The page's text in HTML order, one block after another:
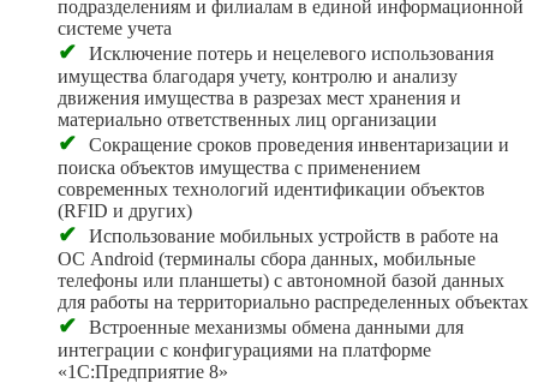
подразделениям и филиалам в единой информационной
системе учета
✔
Исключение потерь и нецелевого использования
имущества благодаря учету, контролю и анализу
движения имущества в разрезах мест хранения и
материально ответственных лиц организации
✔
Сокращение сроков проведения инвентаризации и
поиска объектов имущества с применением
современных технологий идентификации объектов
(RFID и других)
✔
Использование мобильных устройств в работе на
ОС Android (терминалы сбора данных, мобильные
телефоны или планшеты) с автономной базой данных
для работы на территориально распределенных объектах
✔
Встроенные механизмы обмена данными для
интеграции с конфигурациями на платформе
«1С:Предприятие 8»